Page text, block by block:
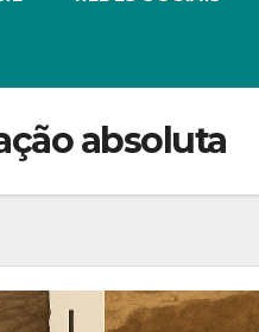
absoluta